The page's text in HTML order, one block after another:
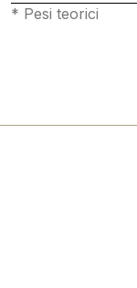
* Pesi teorici